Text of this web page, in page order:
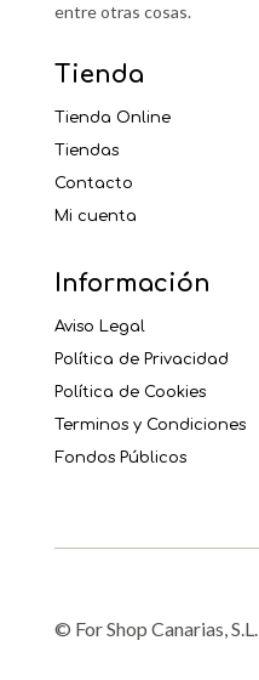
entre otras cosas.
Tienda
Tienda Online
Tiendas
Contacto
Mi cuenta
Información
Aviso Legal
Política de Privacidad
Política de Cookies
Terminos y Condiciones
Fondos Públicos
© For Shop Canarias, S.L.